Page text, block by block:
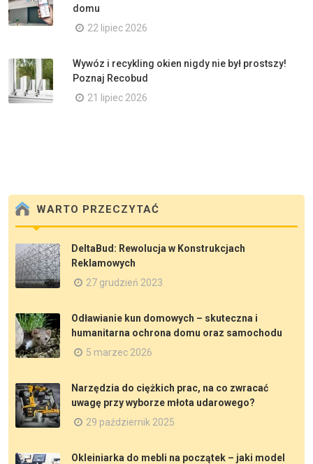
domu
22 lipiec 2026
Wywóz i recykling okien nigdy nie był prostszy!
Poznaj Recobud
21 lipiec 2026
WARTO PRZECZYTAĆ
DeltaBud: Rewolucja w Konstrukcjach
Reklamowych
27 grudzień 2023
Odławianie kun domowych – skuteczna i
humanitarna ochrona domu oraz samochodu
5 marzec 2026
Narzędzia do ciężkich prac, na co zwracać
uwagę przy wyborze młota udarowego?
29 październik 2025
Okleiniarka do mebli na początek – jaki model